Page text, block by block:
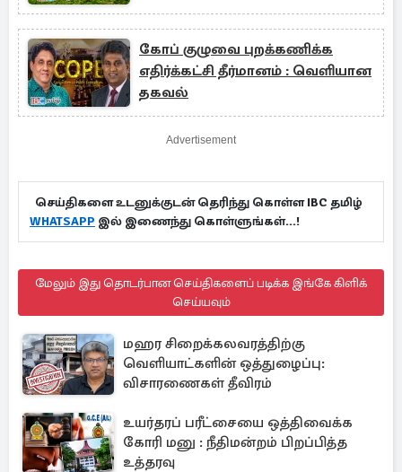
கோப் குழுவை புறக்கணிக்க
எதிர்க்கட்சி தீர்மானம் : வெளியான
தகவல்
Advertisement
செய்திகளை உடனுக்குடன் தெரிந்து கொள்ள IBC தமிழ்
WHATSAPP இல் இணைந்து கொள்ளுங்கள்...!
மேலும் இது தொடர்பான செய்திகளைப் படிக்க இங்கே கிளிக்
செய்யவும்
மஹர சிறைக்கலவரத்திற்கு
வெளியாட்களின் ஒத்துழைப்பு:
விசாரணைகள் தீவிரம்
உயர்தரப் பரீட்சையை ஒத்திவைக்க
கோரி மனு : நீதிமன்றம் பிறப்பித்த
உத்தரவு